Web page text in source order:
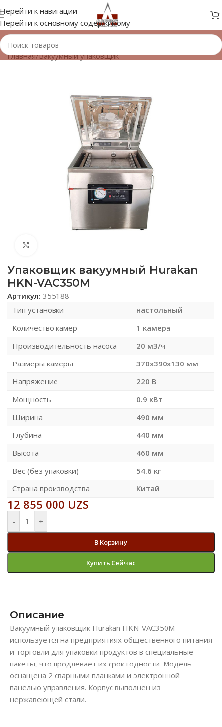
Перейти к навигации
Перейти к основному содержимому
Главная/Вакуумный упаковщик
Упаковщик вакуумный Hurakan
HKN-VAC350M
Артикул: 355188
Тип установки
настольный
Количество камер
1 камера
Производительность насоса
20 м3/ч
Размеры камеры
370x390x130 мм
Напряжение
220 В
Мощность
0.9 кВт
Ширина
490 мм
Глубина
440 мм
Высота
460 мм
Вес (без упаковки)
54.6 кг
Страна производства
Китай
12 855 000 UZS
- +
В Корзину
Купить Сейчас
Описание
Вакуумный упаковщик Hurakan HKN-VAC350M
используется на предприятиях общественного питания
и торговли для упаковки продуктов в специальные
пакеты, что продлевает их срок годности. Модель
оснащена 2 сварными планками и электронной
панелью управления. Корпус выполнен из
нержавеющей стали.